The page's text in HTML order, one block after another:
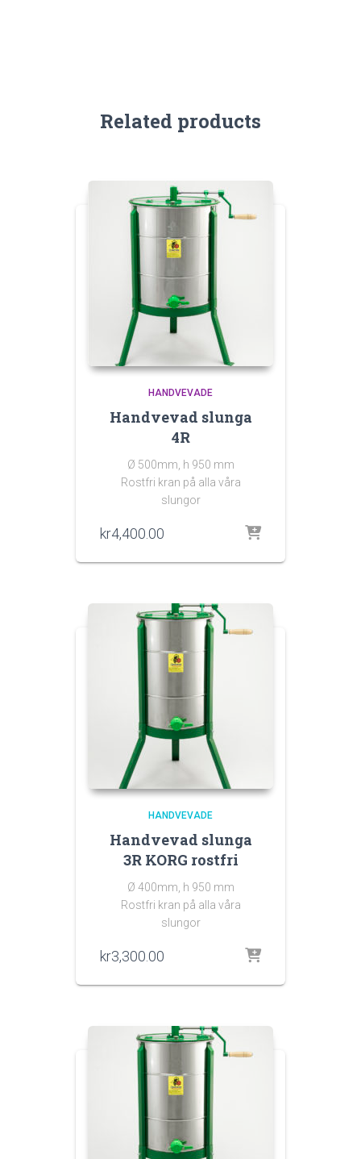
Related products
HANDVEVADE
Handvevad slunga
4R
Ø 500mm, h 950 mm
Rostfri kran på alla våra
slungor
kr4,400.00
HANDVEVADE
Handvevad slunga
3R KORG rostfri
Ø 400mm, h 950 mm
Rostfri kran på alla våra
slungor
kr3,300.00